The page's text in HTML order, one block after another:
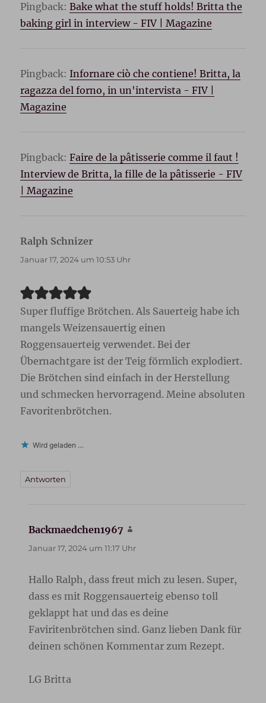
Pingback:Bake what the stuff holds! Britta the
baking girl in interview - FIV | Magazine
Pingback: Infornare ciò che contiene! Britta, la
ragazza del forno, in un'intervista - FIV |
Magazine
Pingback:Faire de la pâtisserie comme il faut !
Interview de Britta, la fille de la pâtisserie - FIV
| Magazine
Ralph Schnizer
Januar 17, 2024 um 10:53 Uhr
Super fluffige Brötchen. Als Sauerteig habe ich
mangels Weizensauertig einen
Roggensauerteig verwendet. Bei der
Übernachtgare ist der Teig förmlich explodiert.
Die Brötchen sind einfach in der Herstellung
und schmecken hervorragend. Meine absoluten
Favoritenbrötchen.
Wird geladen …
Antworten
Backmaedchen1967
Januar 17, 2024 um 11:17 Uhr
Hallo Ralph, dass freut mich zu lesen. Super,
dass es mit Roggensauerteig ebenso toll
geklappt hat und das es deine
Faviritenbrötchen sind. Ganz lieben Dank für
deinen schönen Kommentar zum Rezept.
LG Britta